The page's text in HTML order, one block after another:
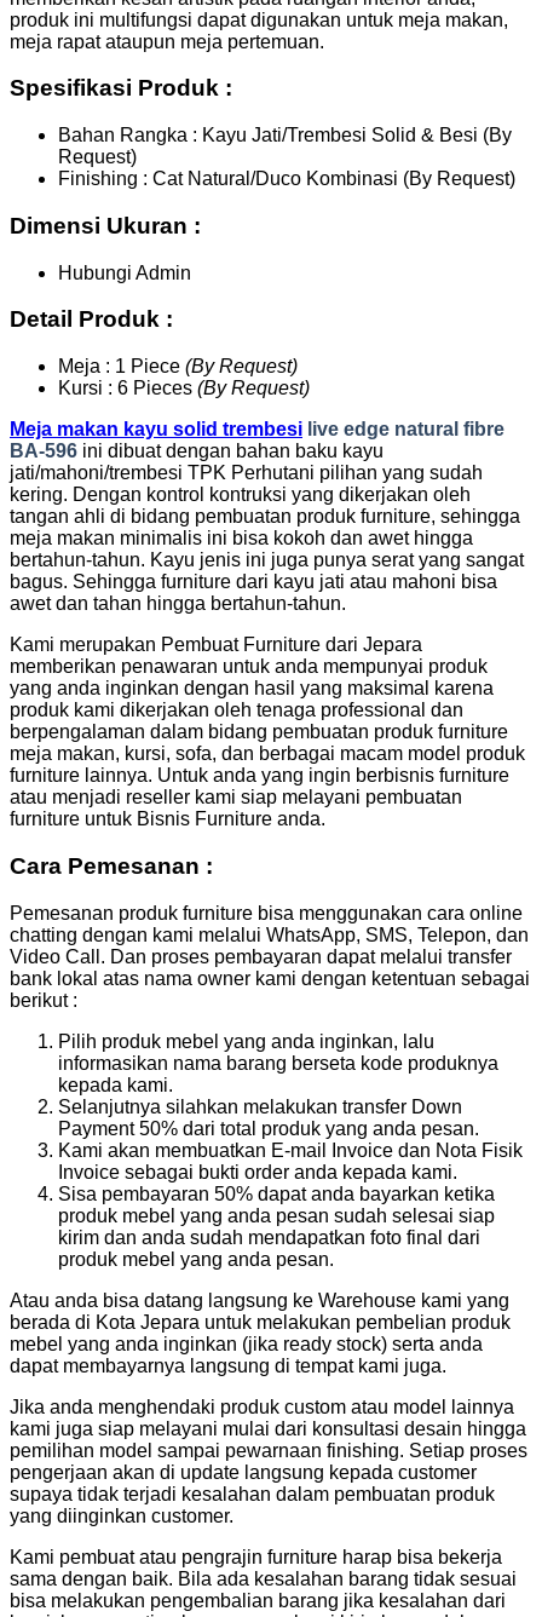
produk ini multifungsi dapat digunakan untuk meja makan,
meja rapat ataupun meja pertemuan.
Spesifikasi Produk :
Bahan Rangka : Kayu Jati/Trembesi Solid & Besi (By
Request)
Finishing : Cat Natural/Duco Kombinasi (By Request)
Dimensi Ukuran :
Hubungi Admin
Detail Produk :
Meja : 1 Piece (By Request)
Kursi : 6 Pieces (By Request)
Meja makan kayu solid trembesi live edge natural fibre
BA-596 ini dibuat dengan bahan baku kayu
jati/mahoni/trembesi TPK Perhutani pilihan yang sudah
kering. Dengan kontrol kontruksi yang dikerjakan oleh
tangan ahli di bidang pembuatan produk furniture, sehingga
meja makan minimalis ini bisa kokoh dan awet hingga
bertahun-tahun. Kayu jenis ini juga punya serat yang sangat
bagus. Sehingga furniture dari kayu jati atau mahoni bisa
awet dan tahan hingga bertahun-tahun.
Kami merupakan Pembuat Furniture dari Jepara
memberikan penawaran untuk anda mempunyai produk
yang anda inginkan dengan hasil yang maksimal karena
produk kami dikerjakan oleh tenaga professional dan
berpengalaman dalam bidang pembuatan produk furniture
meja makan, kursi, sofa, dan berbagai macam model produk
furniture lainnya. Untuk anda yang ingin berbisnis furniture
atau menjadi reseller kami siap melayani pembuatan
furniture untuk Bisnis Furniture anda.
Cara Pemesanan :
Pemesanan produk furniture bisa menggunakan cara online
chatting dengan kami melalui WhatsApp, SMS, Telepon, dan
Video Call. Dan proses pembayaran dapat melalui transfer
bank lokal atas nama owner kami dengan ketentuan sebagai
berikut :
Pilih produk mebel yang anda inginkan, lalu
informasikan nama barang berseta kode produknya
kepada kami.
Selanjutnya silahkan melakukan transfer Down
Payment 50% dari total produk yang anda pesan.
Kami akan membuatkan E-mail Invoice dan Nota Fisik
Invoice sebagai bukti order anda kepada kami.
Sisa pembayaran 50% dapat anda bayarkan ketika
produk mebel yang anda pesan sudah selesai siap
kirim dan anda sudah mendapatkan foto final dari
produk mebel yang anda pesan.
Atau anda bisa datang langsung ke Warehouse kami yang
berada di Kota Jepara untuk melakukan pembelian produk
mebel yang anda inginkan (jika ready stock) serta anda
dapat membayarnya langsung di tempat kami juga.
Jika anda menghendaki produk custom atau model lainnya
kami juga siap melayani mulai dari konsultasi desain hingga
pemilihan model sampai pewarnaan finishing. Setiap proses
pengerjaan akan di update langsung kepada customer
supaya tidak terjadi kesalahan dalam pembuatan produk
yang diinginkan customer.
Kami pembuat atau pengrajin furniture harap bisa bekerja
sama dengan baik. Bila ada kesalahan barang tidak sesuai
bisa melakukan pengembalian barang jika kesalahan dari